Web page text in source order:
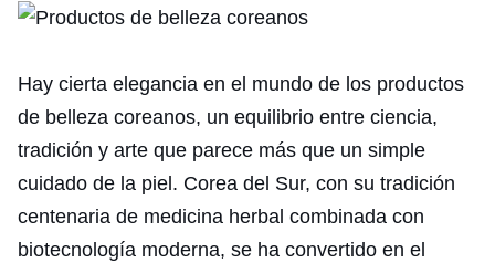
Hay cierta elegancia en el mundo de los productos
de belleza coreanos, un equilibrio entre ciencia,
tradición y arte que parece más que un simple
cuidado de la piel. Corea del Sur, con su tradición
centenaria de medicina herbal combinada con
biotecnología moderna, se ha convertido en el